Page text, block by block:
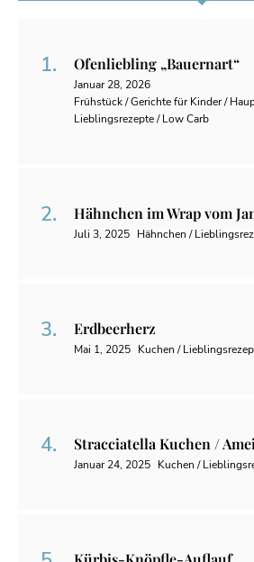
Ofenliebling „Bauernart“
Januar 28, 2026
Frühstück / Gerichte für Kinder /
Lieblingsrezepte / Low Carb
Hähnchen im Wrap vom
Juli 3, 2025 Hähnchen /
Erdbeerherz
Mai 1, 2025 Kuchen /
Stracciatella Kuchen /
Januar 24, 2025 Kuchen /